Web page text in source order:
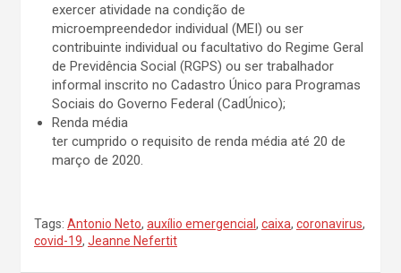
exercer atividade na condição de
microempreendedor individual (MEI) ou ser
contribuinte individual ou facultativo do Regime Geral
de Previdência Social (RGPS) ou ser trabalhador
informal inscrito no Cadastro Único para Programas
Sociais do Governo Federal (CadÚnico);
Renda média
ter cumprido o requisito de renda média até 20 de
março de 2020.
Tags: Antonio Neto, auxílio emergencial , caixa, coronavirus,
covid-19, Jeanne Nefertit